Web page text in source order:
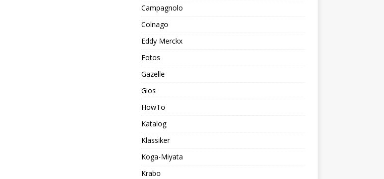
Campagnolo
Colnago
Eddy Merckx
Fotos
Gazelle
Gios
HowTo
Katalog
Klassiker
Koga-Miyata
Krabo